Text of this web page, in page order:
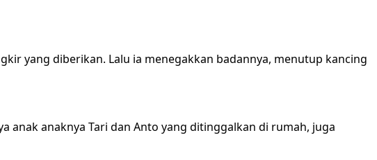
yang diberikan. Lalu ia menegakkan badannya, menutup kancing
anak anaknya Tari dan Anto yang ditinggalkan di rumah, juga